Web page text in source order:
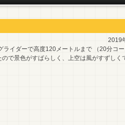
2019
イダーで高度120メートルまで （20分コ
で景色がすばらしく、上空は風がすずしく